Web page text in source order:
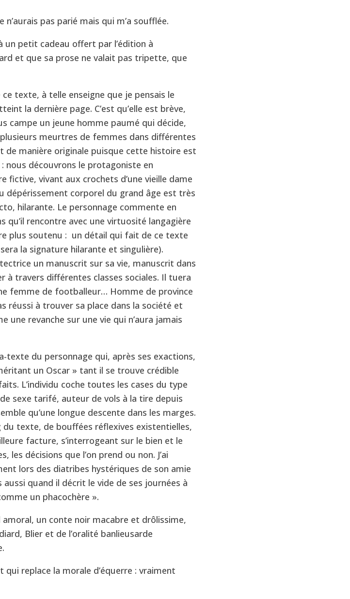
pas parié mais qui m’a soufflée.
un petit cadeau offert par l’édition à
et que sa prose ne valait pas tripette, que
texte, à telle enseigne que je pensais le
la dernière page. C’est qu’elle est brève,
campe un jeune homme paumé qui décide,
meurtres de femmes dans différentes
de manière originale puisque cette histoire est
nous découvrons le protagoniste en
fictive, vivant aux crochets d’une vieille dame
dépérissement corporel du grand âge est très
hilarante. Le personnage commente en
qu’il rencontre avec une virtuosité langagière
plus soutenu : un détail qui fait de ce texte
la signature hilarante et singulière).
un manuscrit sur sa vie, manuscrit dans
à travers différentes classes sociales. Il tuera
femme de footballeur… Homme de province
réussi à trouver sa place dans la société et
une revanche sur une vie qui n’aura jamais
texte du personnage qui, après ses exactions,
un Oscar » tant il se trouve crédible
L’individu coche toutes les cases du type
sexe tarifé, auteur de vols à la tire depuis
qu’une longue descente dans les marges.
texte, de bouffées réflexives existentielles,
facture, s’interrogeant sur le bien et le
décisions que l’on prend ou non. J’ai
lors des diatribes hystériques de son amie
aussi quand il décrit le vide de ses journées à
un phacochère ».
un conte noir macabre et drôlissime,
Blier et de l’oralité banlieusarde
replace la morale d’équerre : vraiment